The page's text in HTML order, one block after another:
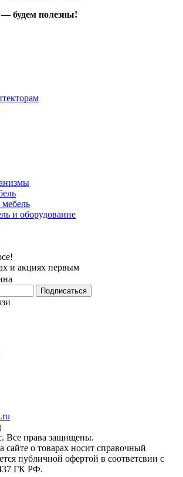
— будем полезны!
и оборудование
и акциях первым
Все права защищены.
о товарах носит справочный
публичной офертой в соответсвии с
ГК РФ.